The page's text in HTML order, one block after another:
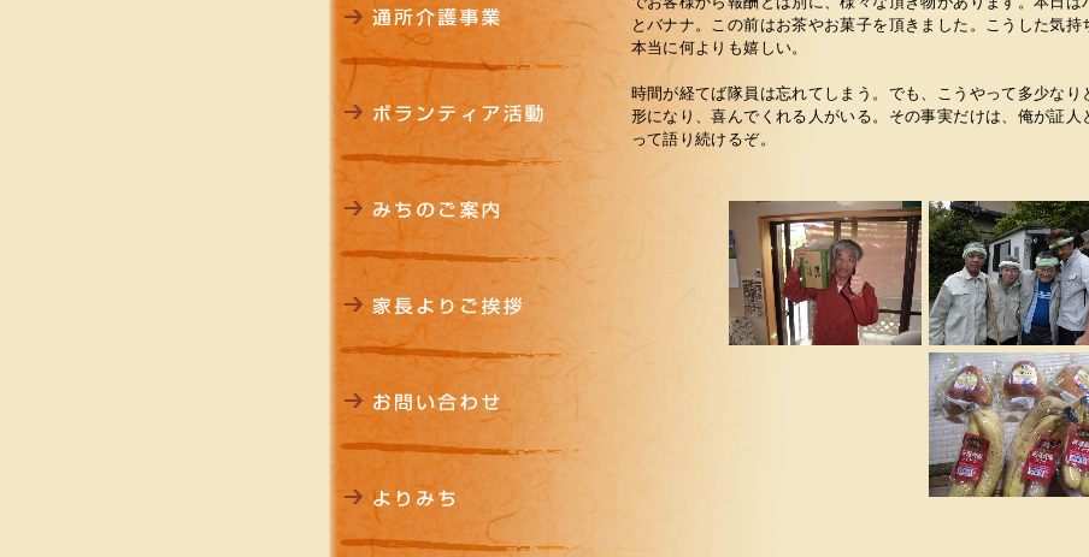
とバナナ。この前はお茶やお菓子を頂きました。こうした気持
本当に何よりも嬉しい。
時間が経てば隊員は忘れてしまう。でも、こうやって多少なり
形になり、喜んでくれる人がいる。その事実だけは、俺が証人
って語り続けるぞ。